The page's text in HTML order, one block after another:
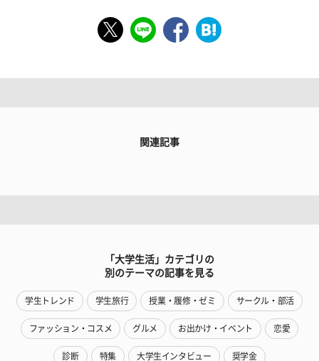
関連記事
「大学生活」カテゴリの
別のテーマの記事を見る
学生トレンド 学生旅行 授業・履修・ゼミ サークル・部活
ファッション・コスメ グルメ お出かけ・イベント 恋愛
診断 特集 大学生インタビュー 奨学金